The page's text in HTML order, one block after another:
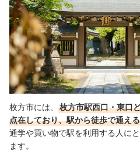
枚方市には、
枚方市駅西口・東口
点在しており、駅から徒歩で通え
通学や買い物で駅を利用する人に
ます。